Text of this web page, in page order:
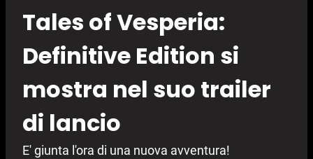
Tales of Vesperia:
Definitive Edition si
mostra nel suo trailer
di lancio
E' giunta l'ora di una nuova avventura!